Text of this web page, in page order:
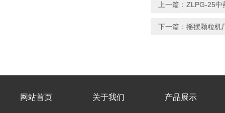
上一篇： ZLPG-25中
下一篇： 摇摆颗粒机
网站首页 关于我们 产品展示